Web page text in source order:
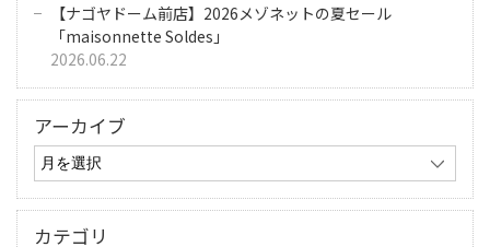
【ナゴヤドーム前店】2026メゾネットの夏セール
「maisonnette Soldes」
2026.06.22
アーカイブ
カテゴリ